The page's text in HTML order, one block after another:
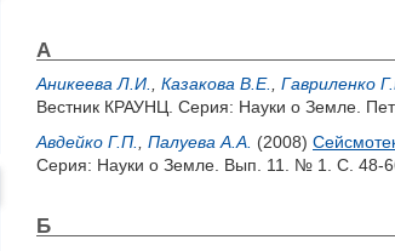
А
Аникеева Л.И. Казакова В.Е. Гавриленко
Вестник КРАУНЦ. Серия: Науки о Земле.
Авдейко Г.П.
Палуева А.А. (2008)
Серия: Науки о Земле. Вып. 11. № 1. С. 48-
Б